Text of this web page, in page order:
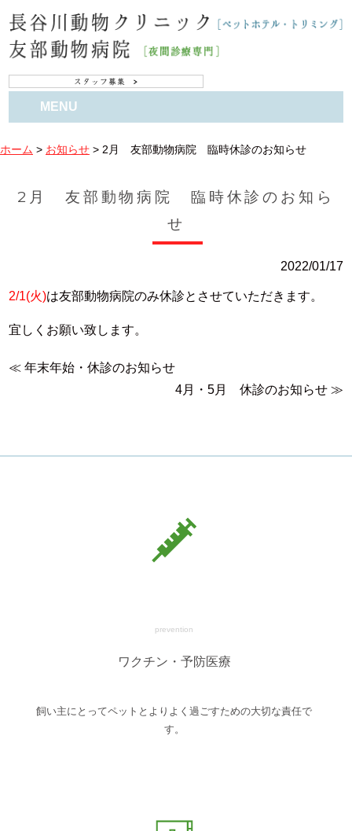
MENU
ホーム > お知らせ > 2月 友部動物病院 臨時休診のお知らせ
2月 友部動物病院 臨時休診のお知ら
せ
2022/01/17
2/1(火)は友部動物病院のみ休診とさせていただきます。
宜しくお願い致します。
≪年末年始・休診のお知らせ
4月・5月 休診のお知らせ≫
prevention
ワクチン・予防医療
飼い主にとってペットとよりよく過ごすための大切な責任で
す。